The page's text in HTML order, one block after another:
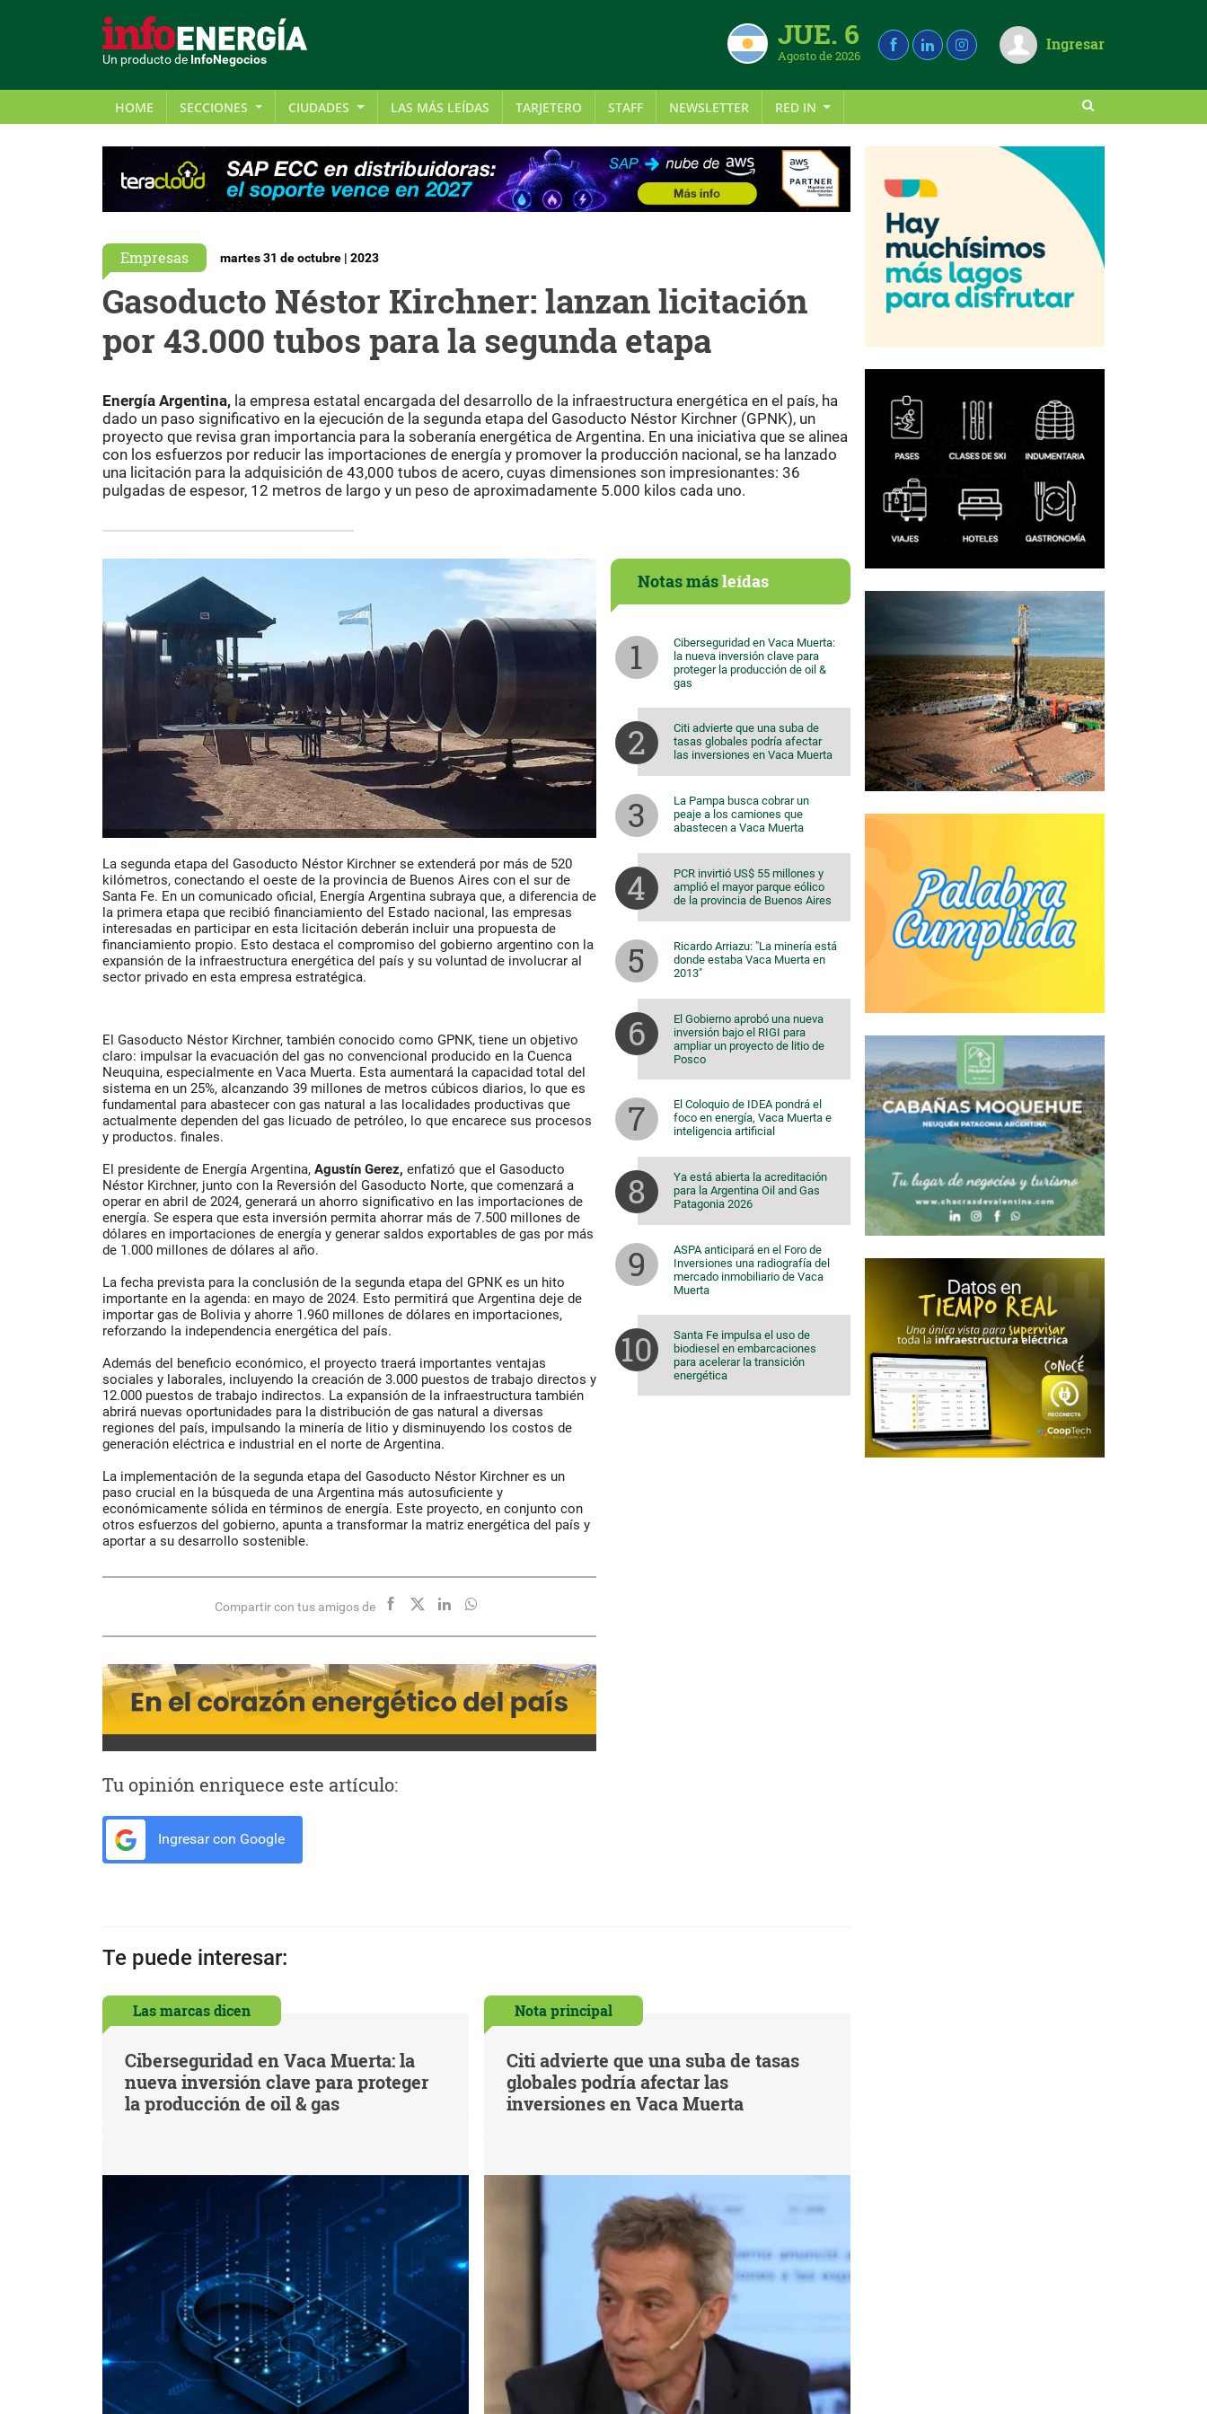
Un producto de InfoNegocios
JUE. 6
Agosto de 2026
Ingresar
HOME SECCIONES CIUDADES LAS MÁS LEÍDAS TARJETERO STAFF NEWSLETTER RED IN
Empresas martes 31 de octubre | 2023
Gasoducto Néstor Kirchner: lanzan licitación
por 43.000 tubos para la segunda etapa
Energía Argentina, la empresa estatal encargada del desarrollo de la infraestructura energética en el país, ha
dado un paso significativo en la ejecución de la segunda etapa del Gasoducto Néstor Kirchner (GPNK), un
proyecto que revisa gran importancia para la soberanía energética de Argentina. En una iniciativa que se alinea
con los esfuerzos por reducir las importaciones de energía y promover la producción nacional, se ha lanzado
una licitación para la adquisición de 43,000 tubos de acero, cuyas dimensiones son impresionantes: 36
pulgadas de espesor, 12 metros de largo y un peso de aproximadamente 5.000 kilos cada uno.
La segunda etapa del Gasoducto Néstor Kirchner se extenderá por más de 520
kilómetros, conectando el oeste de la provincia de Buenos Aires con el sur de
Santa Fe. En un comunicado oficial, Energía Argentina subraya que, a diferencia de
la primera etapa que recibió financiamiento del Estado nacional, las empresas
interesadas en participar en esta licitación deberán incluir una propuesta de
financiamiento propio. Esto destaca el compromiso del gobierno argentino con la
expansión de la infraestructura energética del país y su voluntad de involucrar al
sector privado en esta empresa estratégica.
El Gasoducto Néstor Kirchner, también conocido como GPNK, tiene un objetivo
claro: impulsar la evacuación del gas no convencional producido en la Cuenca
Neuquina, especialmente en Vaca Muerta. Esta aumentará la capacidad total del
sistema en un 25%, alcanzando 39 millones de metros cúbicos diarios, lo que es
fundamental para abastecer con gas natural a las localidades productivas que
actualmente dependen del gas licuado de petróleo, lo que encarece sus procesos
y productos. finales.
El presidente de Energía Argentina, Agustín Gerez, enfatizó que el Gasoducto
Néstor Kirchner, junto con la Reversión del Gasoducto Norte, que comenzará a
operar en abril de 2024, generará un ahorro significativo en las importaciones de
energía. Se espera que esta inversión permita ahorrar más de 7.500 millones de
dólares en importaciones de energía y generar saldos exportables de gas por más
de 1.000 millones de dólares al año.
La fecha prevista para la conclusión de la segunda etapa del GPNK es un hito
importante en la agenda: en mayo de 2024. Esto permitirá que Argentina deje de
importar gas de Bolivia y ahorre 1.960 millones de dólares en importaciones,
reforzando la independencia energética del país.
Además del beneficio económico, el proyecto traerá importantes ventajas
sociales y laborales, incluyendo la creación de 3.000 puestos de trabajo directos y
12.000 puestos de trabajo indirectos. La expansión de la infraestructura también
abrirá nuevas oportunidades para la distribución de gas natural a diversas
regiones del país, impulsando la minería de litio y disminuyendo los costos de
generación eléctrica e industrial en el norte de Argentina.
La implementación de la segunda etapa del Gasoducto Néstor Kirchner es un
paso crucial en la búsqueda de una Argentina más autosuficiente y
económicamente sólida en términos de energía. Este proyecto, en conjunto con
otros esfuerzos del gobierno, apunta a transformar la matriz energética del país y
aportar a su desarrollo sostenible.
Compartir con tus amigos de
Tu opinión enriquece este artículo:
Ingresar con Google
Notas másleídas
Ciberseguridad en Vaca Muerta:
la nueva inversión clave para
proteger la producción de oil &
gas
Citi advierte que una suba de
tasas globales podría afectar
las inversiones en Vaca Muerta
La Pampa busca cobrar un
peaje a los camiones que
abastecen a Vaca Muerta
PCR invirtió US$ 55 millones y
amplió el mayor parque eólico
de la provincia de Buenos Aires
Ricardo Arriazu: "La minería está
donde estaba Vaca Muerta en
2013"
El Gobierno aprobó una nueva
inversión bajo el RIGI para
ampliar un proyecto de litio de
Posco
El Coloquio de IDEA pondrá el
foco en energía, Vaca Muerta e
inteligencia artificial
Ya está abierta la acreditación
para la Argentina Oil and Gas
Patagonia 2026
ASPA anticipará en el Foro de
Inversiones una radiografía del
mercado inmobiliario de Vaca
Muerta
Santa Fe impulsa el uso de
biodiesel en embarcaciones
para acelerar la transición
energética
Te puede interesar:
Las marcas dicen
Ciberseguridad en Vaca Muerta: la
nueva inversión clave para proteger
la producción de oil & gas
Nota principal
Citi advierte que una suba de tasas
globales podría afectar las
inversiones en Vaca Muerta